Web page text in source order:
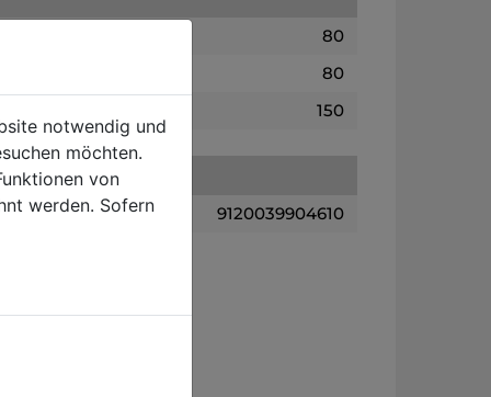
80
80
150
9120039904610
notwendig und
möchten.
von
werden. Sofern